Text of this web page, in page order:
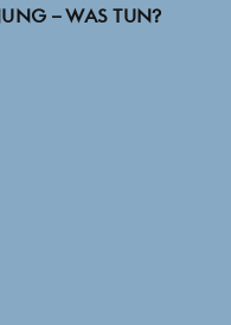
– WAS TUN?